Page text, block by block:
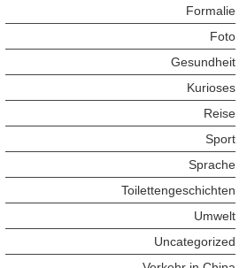
Formalie
Foto
Gesundheit
Kurioses
Reise
Sport
Sprache
Toilettengeschichten
Umwelt
Uncategorized